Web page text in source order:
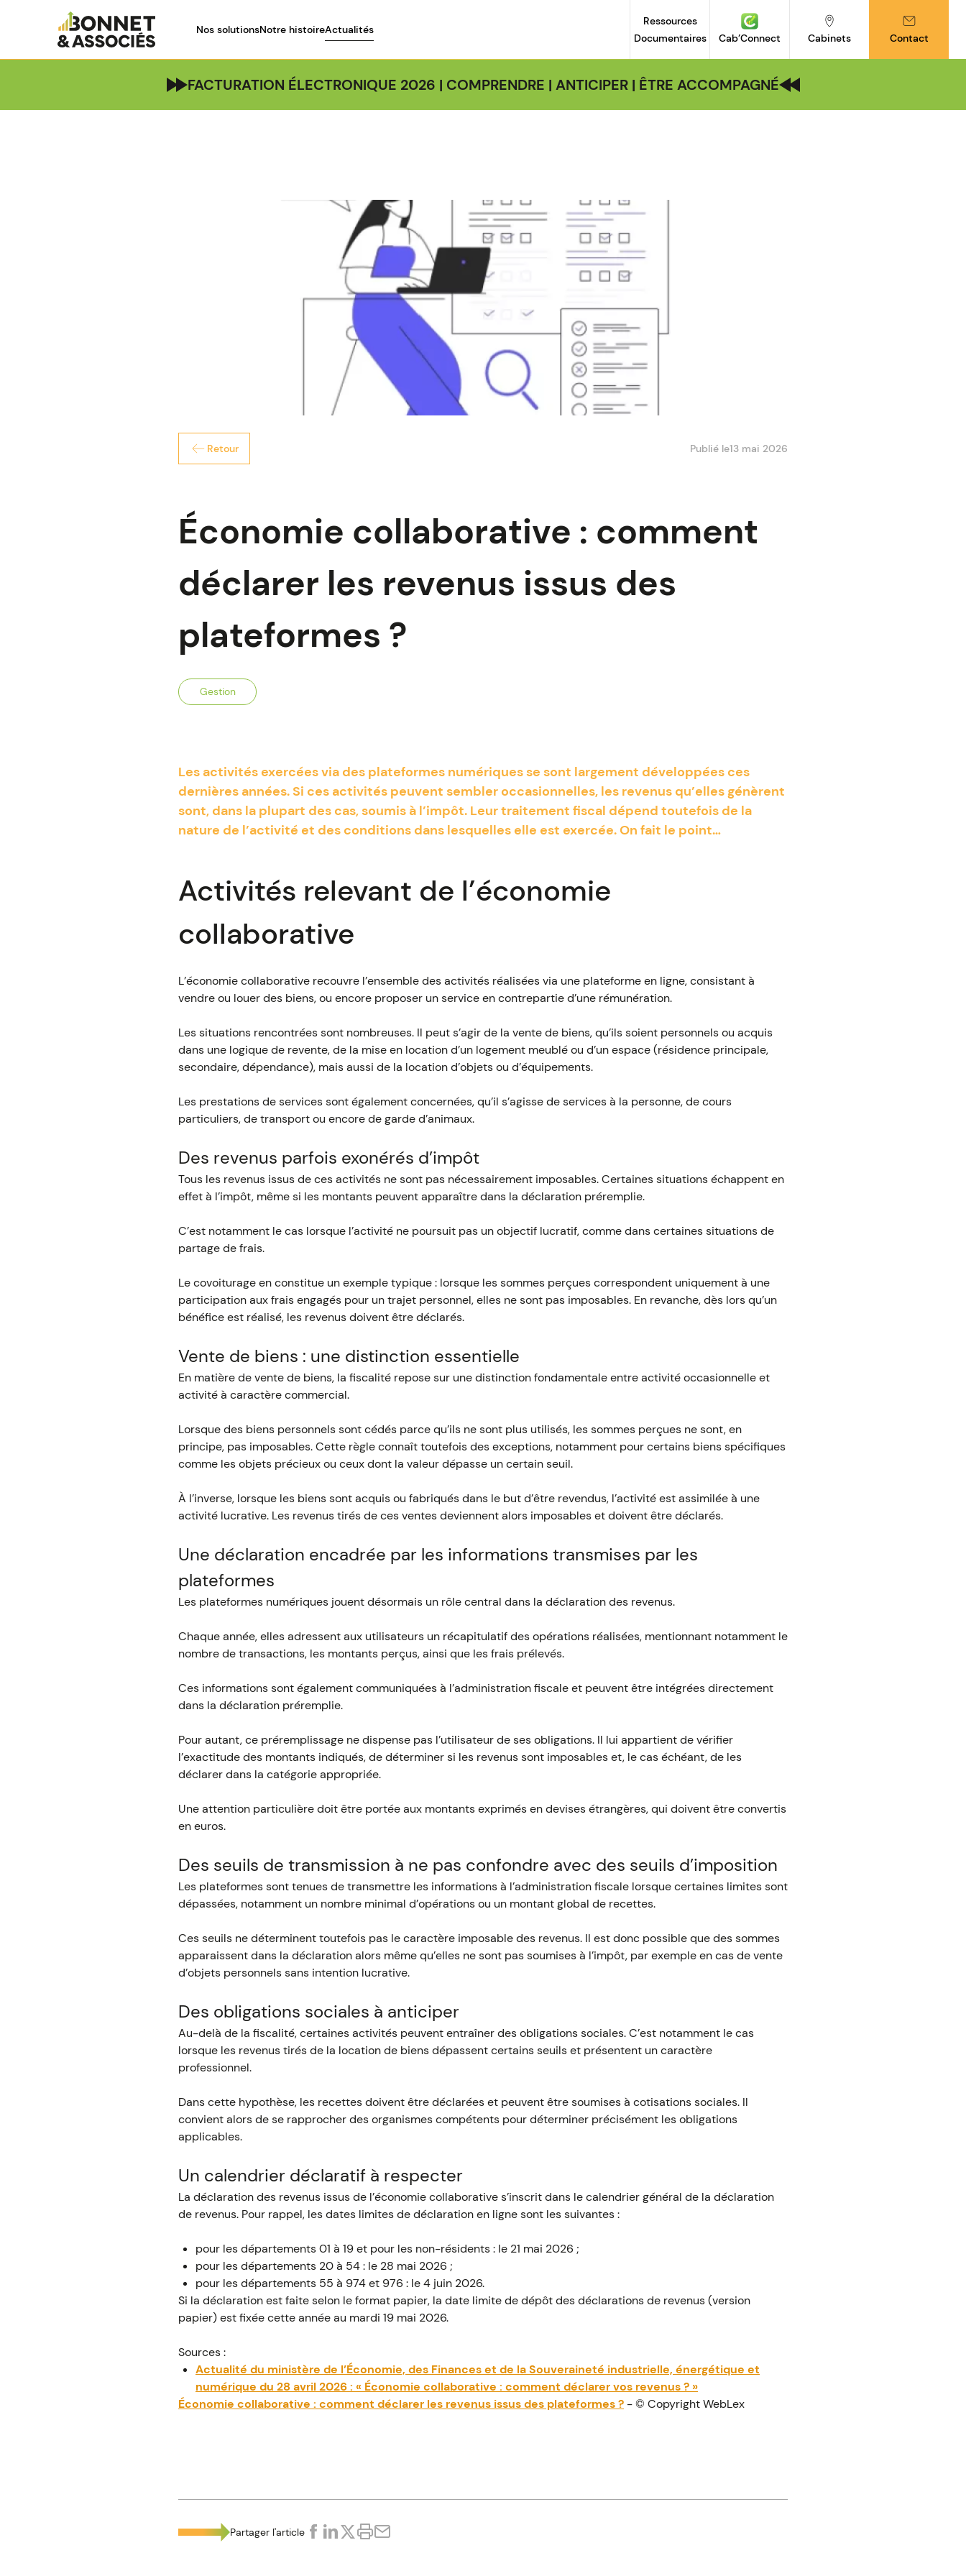
Nos solutionsNotre histoireActualités
Ressources
Documentaires
Cab’Connect Cabinets Contact
FACTURATION ÉLECTRONIQUE 2026 | COMPRENDRE | ANTICIPER | ÊTRE ACCOMPAGNÉ
Retour Publié le13 mai 2026
Économie collaborative : comment
déclarer les revenus issus des
plateformes ?
Gestion
Les activités exercées via des plateformes numériques se sont largement développées ces
dernières années. Si ces activités peuvent sembler occasionnelles, les revenus qu’elles génèrent
sont, dans la plupart des cas, soumis à l’impôt. Leur traitement fiscal dépend toutefois de la
nature de l’activité et des conditions dans lesquelles elle est exercée. On fait le point…
Activités relevant de l’économie
collaborative
L’économie collaborative recouvre l’ensemble des activités réalisées via une plateforme en ligne, consistant à
vendre ou louer des biens, ou encore proposer un service en contrepartie d’une rémunération.
Les situations rencontrées sont nombreuses. Il peut s’agir de la vente de biens, qu’ils soient personnels ou acquis
dans une logique de revente, de la mise en location d’un logement meublé ou d’un espace (résidence principale,
secondaire, dépendance), mais aussi de la location d’objets ou d’équipements.
Les prestations de services sont également concernées, qu’il s’agisse de services à la personne, de cours
particuliers, de transport ou encore de garde d’animaux.
Des revenus parfois exonérés d’impôt
Tous les revenus issus de ces activités ne sont pas nécessairement imposables. Certaines situations échappent en
effet à l’impôt, même si les montants peuvent apparaître dans la déclaration préremplie.
C’est notamment le cas lorsque l’activité ne poursuit pas un objectif lucratif, comme dans certaines situations de
partage de frais.
Le covoiturage en constitue un exemple typique : lorsque les sommes perçues correspondent uniquement à une
participation aux frais engagés pour un trajet personnel, elles ne sont pas imposables. En revanche, dès lors qu’un
bénéfice est réalisé, les revenus doivent être déclarés.
Vente de biens : une distinction essentielle
En matière de vente de biens, la fiscalité repose sur une distinction fondamentale entre activité occasionnelle et
activité à caractère commercial.
Lorsque des biens personnels sont cédés parce qu’ils ne sont plus utilisés, les sommes perçues ne sont, en
principe, pas imposables. Cette règle connaît toutefois des exceptions, notamment pour certains biens spécifiques
comme les objets précieux ou ceux dont la valeur dépasse un certain seuil.
À l’inverse, lorsque les biens sont acquis ou fabriqués dans le but d’être revendus, l’activité est assimilée à une
activité lucrative. Les revenus tirés de ces ventes deviennent alors imposables et doivent être déclarés.
Une déclaration encadrée par les informations transmises par les
plateformes
Les plateformes numériques jouent désormais un rôle central dans la déclaration des revenus.
Chaque année, elles adressent aux utilisateurs un récapitulatif des opérations réalisées, mentionnant notamment le
nombre de transactions, les montants perçus, ainsi que les frais prélevés.
Ces informations sont également communiquées à l’administration fiscale et peuvent être intégrées directement
dans la déclaration préremplie.
Pour autant, ce préremplissage ne dispense pas l’utilisateur de ses obligations. Il lui appartient de vérifier
l’exactitude des montants indiqués, de déterminer si les revenus sont imposables et, le cas échéant, de les
déclarer dans la catégorie appropriée.
Une attention particulière doit être portée aux montants exprimés en devises étrangères, qui doivent être convertis
en euros.
Des seuils de transmission à ne pas confondre avec des seuils d’imposition
Les plateformes sont tenues de transmettre les informations à l’administration fiscale lorsque certaines limites sont
dépassées, notamment un nombre minimal d’opérations ou un montant global de recettes.
Ces seuils ne déterminent toutefois pas le caractère imposable des revenus. Il est donc possible que des sommes
apparaissent dans la déclaration alors même qu’elles ne sont pas soumises à l’impôt, par exemple en cas de vente
d’objets personnels sans intention lucrative.
Des obligations sociales à anticiper
Au-delà de la fiscalité, certaines activités peuvent entraîner des obligations sociales. C’est notamment le cas
lorsque les revenus tirés de la location de biens dépassent certains seuils et présentent un caractère
professionnel.
Dans cette hypothèse, les recettes doivent être déclarées et peuvent être soumises à cotisations sociales. Il
convient alors de se rapprocher des organismes compétents pour déterminer précisément les obligations
applicables.
Un calendrier déclaratif à respecter
La déclaration des revenus issus de l’économie collaborative s’inscrit dans le calendrier général de la déclaration
de revenus. Pour rappel, les dates limites de déclaration en ligne sont les suivantes :
pour les départements 01 à 19 et pour les non-résidents : le 21 mai 2026 ;
pour les départements 20 à 54 : le 28 mai 2026 ;
pour les départements 55 à 974 et 976 : le 4 juin 2026.
Si la déclaration est faite selon le format papier, la date limite de dépôt des déclarations de revenus (version
papier) est fixée cette année au mardi 19 mai 2026.
Sources :
Actualité du ministère de l’Économie, des Finances et de la Souveraineté industrielle, énergétique et
numérique du 28 avril 2026 : « Économie collaborative : comment déclarer vos revenus ? »
Économie collaborative : comment déclarer les revenus issus des plateformes ? - © Copyright WebLex
Partager l'article